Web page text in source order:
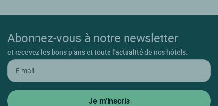
Abonnez-vous à notre newsletter
et recevez les bons plans et toute l'actualité de nos hôtels.